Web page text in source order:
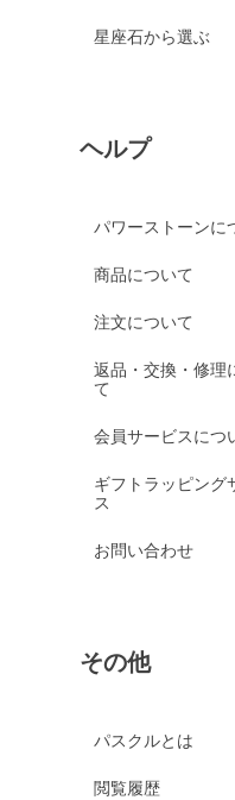
星座石から選ぶ
ヘルプ
パワーストーンに
商品について
注文について
返品・交換・修理
て
会員サービスにつ
ギフトラッピング
ス
お問い合わせ
その他
パスクルとは
閲覧履歴